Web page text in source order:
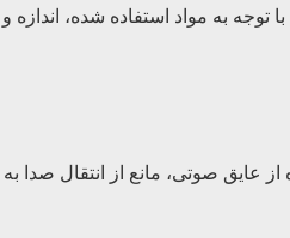
به مواد استفاده شده، اندازه
عایق صوتی، مانع از انتقال